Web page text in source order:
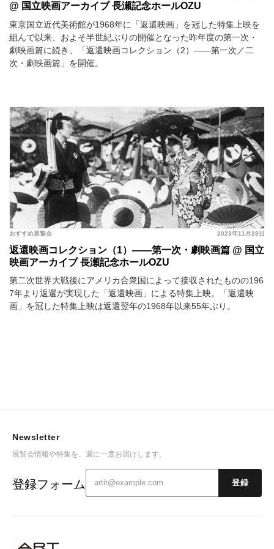
@ 国立映画アーカイブ 長瀬記念ホールOZU
東京国立近代美術館が1968年に「返還映画」を冠した特集上映を
組んで以来、およそ半世紀ぶりの開催となった昨年度の第一次・
劇映画篇に続き、「返還映画コレクション（2）――第一次／二
次・劇映画篇」を開催。
2023年11月28日
おすすめ展覧会
返還映画コレクション（1）――第一次・劇映画篇 @ 国立
映画アーカイブ 長瀬記念ホールOZU
第二次世界大戦後にアメリカ合衆国によって接収されたものの196
7年より返還が実現した「返還映画」による特集上映。「返還映
画」を冠した特集上映は返還翌年の1968年以来55年ぶり。
Newsletter
展覧会情報や特集を、週に一度お届けします。
登録フォーム 登録